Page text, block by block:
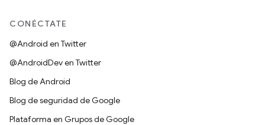
CONÉCTATE
@Android en Twitter
@AndroidDev en Twitter
Blog de Android
Blog de seguridad de Google
Plataforma en Grupos de Google